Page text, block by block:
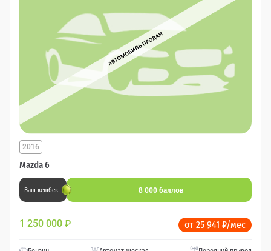
Mazda 6
2016
Ваш кешбек 8 000 баллов
1 250 000 ₽ от 25 941 ₽/мес